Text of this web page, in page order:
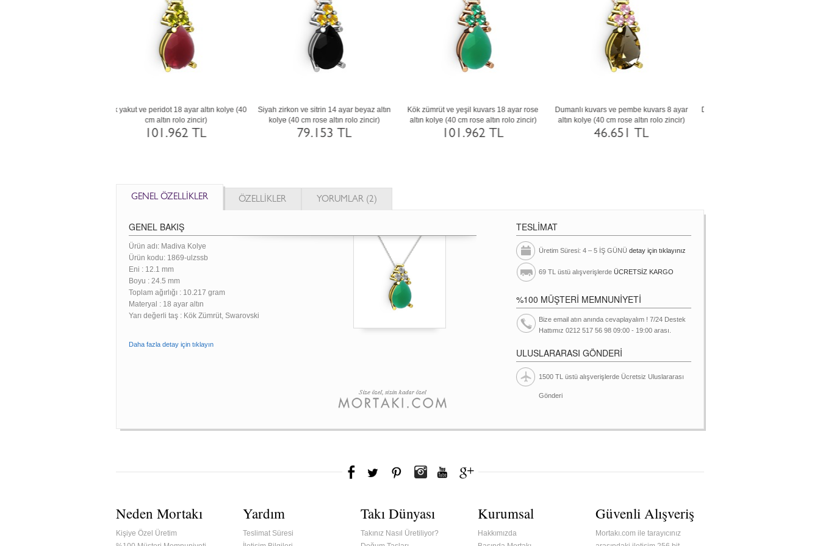
Dumanlı kuvars ve pembe kuvars 18 ayar
altın kolye (40 cm altın rolo zincir)
102.465 TL
Lab safir ve garnet 14 ayar altın kolye (40
cm beyaz altın rolo zincir)
70.582 TL
Beyaz zirkon ve kök zümrüt 14 ayar altın
kolye (40 cm altın rolo zincir)
79.211 TL
Kök yakut 14 ayar rose altın kolye (40 cm
beyaz altın rolo zincir)
74.179 TL
GENEL ÖZELLİKLER ÖZELLİKLER YORUMLAR (2)
GENEL BAKIŞ
Ürün adı: Madiva Kolye
Ürün kodu: 1869-ulzssb
Eni : 12.1 mm
Boyu : 24.5 mm
Toplam ağırlığı : 10.217 gram
Materyal : 18 ayar altın
Yarı değerli taş : Kök Zümrüt, Swarovski
Daha fazla detay için tıklayın
TESLİMAT
Üretim Süresi: 4 – 5 İŞ GÜNÜ detay için tıklayınız
69 TL üstü alışverişlerde ÜCRETSİZ KARGO
%100 MÜŞTERİ MEMNUNİYETİ
Bize email atın anında cevaplayalım ! 7/24 Destek
Hattımız 0212 517 56 98 09:00 - 19:00 arası.
ULUSLARARASI GÖNDERİ
1500 TL üstü alışverişlerde Ücretsiz Uluslararası
Gönderi
Neden Mortakı
Kişiye Özel Üretim
Yardım
Teslimat Süresi
Takı Dünyası
Takınız Nasıl Üretiliyor?
Kurumsal
Hakkımızda
Güvenli Alışveriş
Mortakı.com ile tarayıcınız